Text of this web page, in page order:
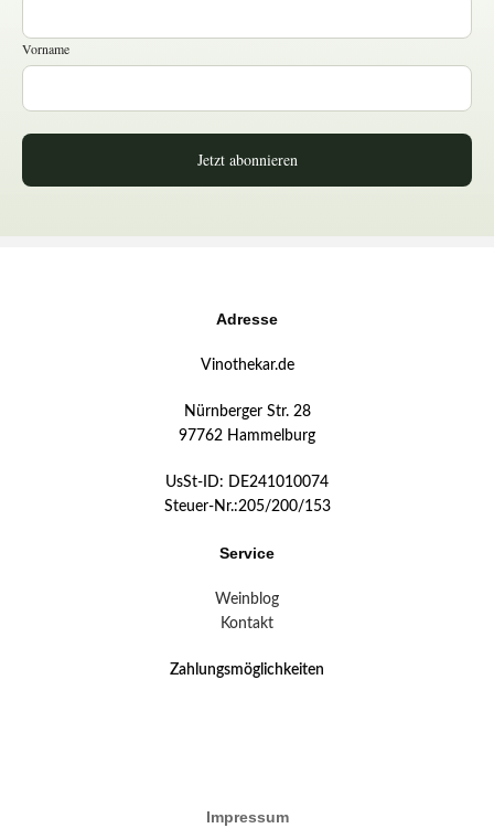
Vorname
Jetzt abonnieren
Adresse
Vinothekar.de
Nürnberger Str. 28
97762 Hammelburg
UsSt-ID: DE241010074
Steuer-Nr.:205/200/153
Service
Weinblog
Kontakt
Zahlungsmöglichkeiten
Impressum